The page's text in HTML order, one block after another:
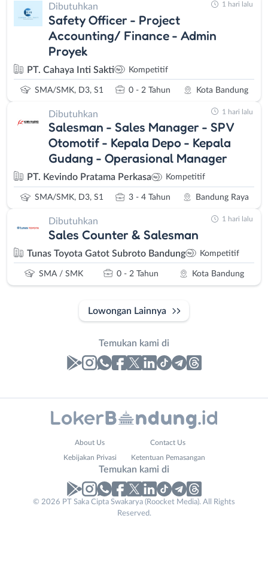
Dibutuhkan
Safety Officer - Project
Accounting/ Finance - Admin
Proyek
PT. Cahaya Inti Sakti Kompetitif
SMA/SMK, D3, S1 0 - 2 Tahun Kota Bandung
1 hari lalu
Dibutuhkan
Salesman - Sales Manager - SPV
Otomotif - Kepala Depo - Kepala
Gudang - Operasional Manager
PT. Kevindo Pratama Perkasa Kompetitif
SMA/SMK, D3, S1 3 - 4 Tahun Bandung Raya
1 hari lalu
Dibutuhkan
Sales Counter & Salesman
Tunas Toyota Gatot Subroto Bandung Kompetitif
SMA / SMK 0 - 2 Tahun Kota Bandung
1 hari lalu
Lowongan Lainnya
Temukan kami di
Lowongan
No. Telp /
About Us Contact Us
Kebijakan Privasi Ketentuan Pemasangan
Temukan kami di
© 2026 PT Saka Cipta Swakarya (Roocket Media). All Rights
Reserved.